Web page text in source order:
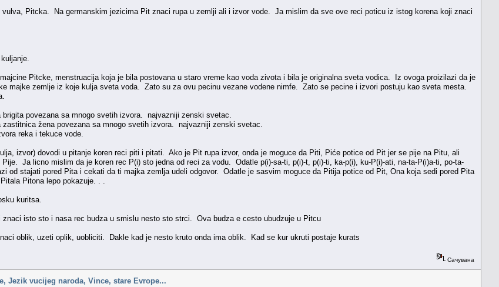
Pitcka. Na germanskim jezicima Pit znaci rupa u zemlji ali i izvor vode. Ja mislim da sve ove reci poticu iz istog korena koji znaci
Pitcke, menstruacija koja je bila postovana u staro vreme kao voda zivota i bila je originalna sveta vodica. Iz ovoga proizilazi da je
majke zemlje iz koje kulja sveta voda. Zato su za ovu pecinu vezane vodene nimfe. Zato se pecine i izvori postuju kao sveta mesta.
povezana sa mnogo svetih izvora. najvazniji zenski svetac.
žena povezana sa mnogo svetih izvora. najvazniji zenski svetac.
reka i tekuce vode.
izvor) dovodi u pitanje koren reci piti i pitati. Ako je Pit rupa izvor, onda je moguce da Piti, Piće potice od Pit jer se pije na Pitu, ali
Ja licno mislim da je koren rec P(i) sto jedna od reci za vodu. Odatle p(i)-sa-ti, p(i)-t, p(i)-ti, ka-p(i), ku-P(i)-ati, na-ta-P(i)a-ti, po-ta-
od stajati pored Pita i cekati da ti majka zemlja udeli odgovor. Odatle je sasvim moguce da Pitija potice od Pit, Ona koja sedi pored Pita
Pitona lepo pokazuje. . .
kuritsa.
isto sto i nasa rec budza u smislu nesto sto strci. Ova budza e cesto ubudzuje u Pitcu
oblik, uzeti oplik, uobliciti. Dakle kad je nesto kruto onda ima oblik. Kad se kur ukruti postaje kurats
Сачувана
Jezik vucijeg naroda, Vince, stare Evrope...